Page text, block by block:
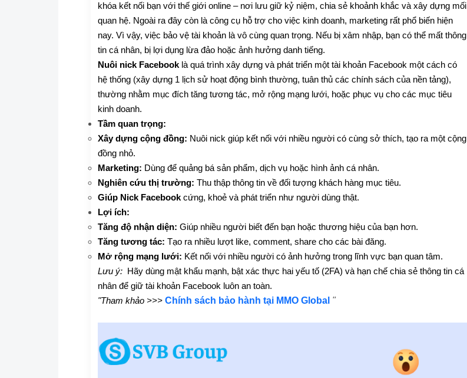
khóa kết nối bạn với thế giới online – nơi lưu giữ kỷ niệm, chia sẻ khoảnh khắc và xây dựng mối
quan hệ. Ngoài ra đây còn là công cụ hỗ trợ cho việc kinh doanh, marketing rất phổ biến hiện
nay. Vì vậy, việc bảo vệ tài khoản là vô cùng quan trọng. Nếu bị xâm nhập, bạn có thể mất thông
tin cá nhân, bị lợi dụng lừa đảo hoặc ảnh hưởng danh tiếng.
Nuôi nick Facebook là quá trình xây dựng và phát triển một tài khoản Facebook một cách có
hệ thống (xây dựng 1 lịch sử hoạt động bình thường, tuân thủ các chính sách của nền tảng),
thường nhằm mục đích tăng tương tác, mở rộng mạng lưới, hoặc phục vụ cho các mục tiêu
kinh doanh.
Tầm quan trọng:
Xây dựng cộng đồng: Nuôi nick giúp kết nối với nhiều người có cùng sở thích, tạo ra một cộng
đồng nhỏ.
Marketing: Dùng để quảng bá sản phẩm, dịch vụ hoặc hình ảnh cá nhân.
Nghiên cứu thị trường: Thu thập thông tin về đối tượng khách hàng mục tiêu.
Giúp Nick Facebook cứng, khoẻ và phát triển như người dùng thật.
Lợi ích:
Tăng độ nhận diện: Giúp nhiều người biết đến bạn hoặc thương hiệu của bạn hơn.
Tăng tương tác: Tạo ra nhiều lượt like, comment, share cho các bài đăng.
Mở rộng mạng lưới: Kết nối với nhiều người có ảnh hưởng trong lĩnh vực bạn quan tâm.
Lưu ý: Hãy dùng mật khẩu mạnh, bật xác thực hai yếu tố (2FA) và hạn chế chia sẻ thông tin cá
nhân để giữ tài khoản Facebook luôn an toàn.
"Tham khảo >>> Chính sách bảo hành tại MMO Global "